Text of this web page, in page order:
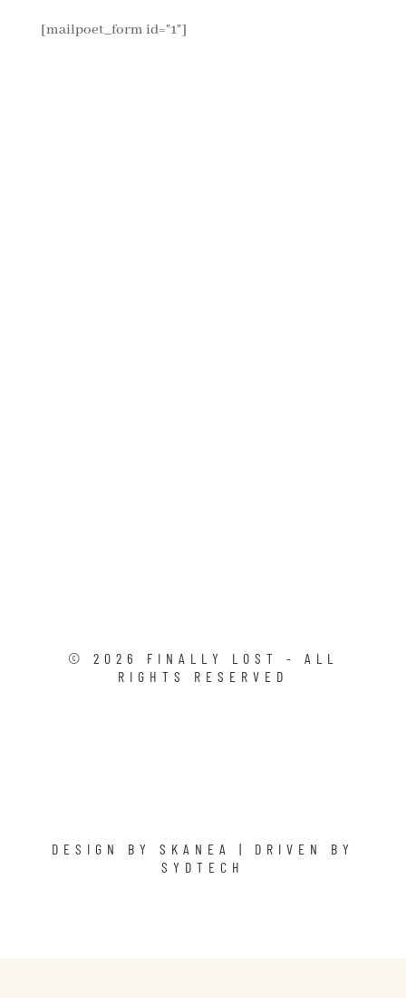
[mailpoet_form id="1"]
© 2026
FINALLY LOST - ALL
RIGHTS RESERVED
DESIGN BY SKANEA
| DRIVEN BY
SYDTECH